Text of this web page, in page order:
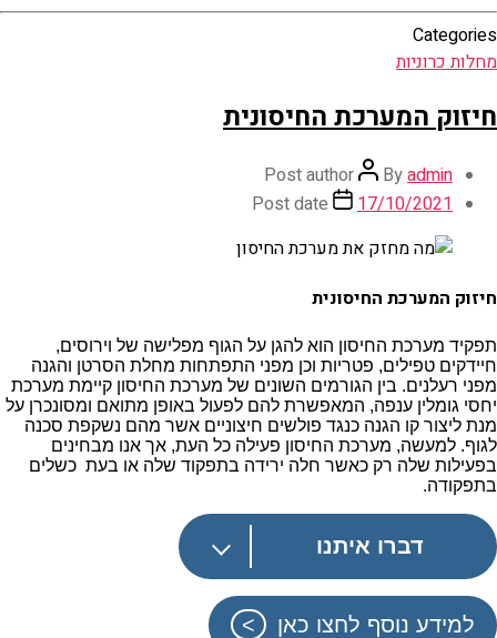
Categories
מחלות כרוניות
חיזוק המערכת החיסונית
Post author Byadmin
Post date
17/10/2021
חיזוק המערכת החיסונית
תפקיד מערכת החיסון הוא להגן על הגוף מפלישה של וירוסים,
חיידקים טפילים, פטריות וכן מפני התפתחות מחלת הסרטן והגנה
מפני רעלנים. בין הגורמים השונים של מערכת החיסון קיימת מערכת
יחסי גומלין ענפה, המאפשרת להם לפעול באופן מתואם ומסונכרן על
מנת ליצור קו הגנה כנגד פולשים חיצוניים אשר מהם נשקפת סכנה
לגוף. למעשה, מערכת החיסון פעילה כל העת, אך אנו מבחינים
בפעילות שלה רק כאשר חלה ירידה בתפקוד שלה או בעת כשלים
בתפקודה.
דברו איתנו
למידע נוסף לחצו כאן